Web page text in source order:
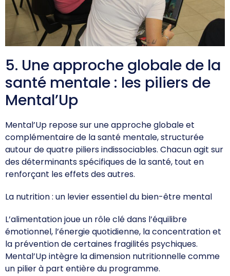
5. Une approche globale de la
santé mentale : les piliers de
Mental’Up
Mental’Up repose sur une approche globale et
complémentaire de la santé mentale, structurée
autour de quatre piliers indissociables. Chacun agit sur
des déterminants spécifiques de la santé, tout en
renforçant les effets des autres.
La nutrition : un levier essentiel du bien-être mental
L’alimentation joue un rôle clé dans l’équilibre
émotionnel, l’énergie quotidienne, la concentration et
la prévention de certaines fragilités psychiques.
Mental’Up intègre la dimension nutritionnelle comme
un pilier à part entière du programme.